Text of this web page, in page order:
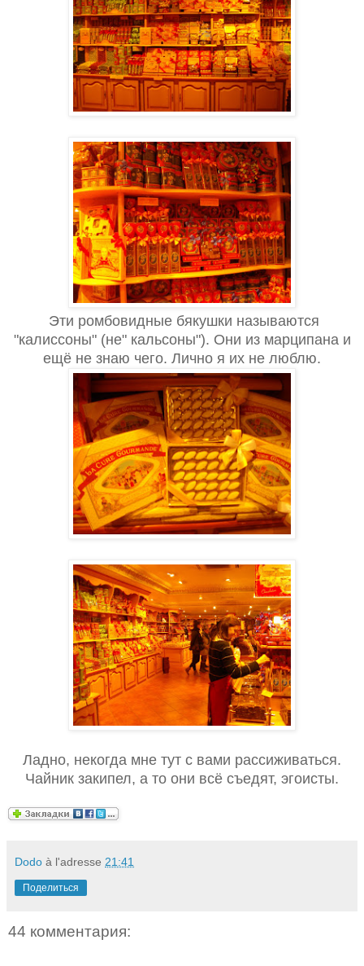
Эти ромбовидные бякушки называются
"калиссоны" (не" кальсоны"). Они из марципана и
ещё не знаю чего. Лично я их не люблю.
Ладно, некогда мне тут с вами рассиживаться.
Чайник закипел, а то они всё съедят, эгоисты.
Dodo à l'adresse 21:41
Поделиться
44 комментария: